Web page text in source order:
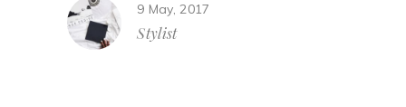
9 May, 2017
Stylist